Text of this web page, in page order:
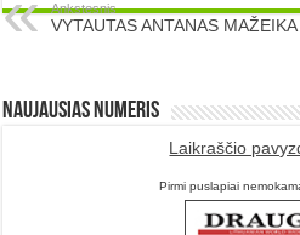
Ankstesnis
VYTAUTAS ANTANAS MAŽEIKA
Naujausias numeris
Laikraščio
Pirmi puslapiai